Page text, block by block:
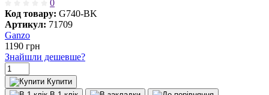
0
Код товару: G740-BK
Артикул: 71709
Ganzo
1190 грн
Знайшли дешевше?
Купити